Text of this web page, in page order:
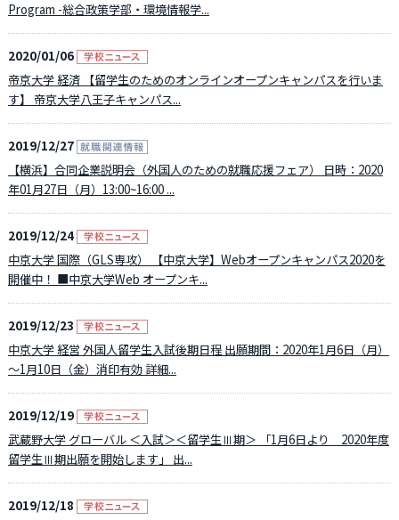
Program -総合政策学部・環境情報学...
2020/01/06
帝京大学 経済 【留学生のためのオンラインオープンキャンパスを行いま
す】 帝京大学八王子キャンパス...
2019/12/27
【横浜】合同企業説明会（外国人のための就職応援フェア） 日時：2020
年01月27日（月）13:00~16:00 ...
2019/12/24
中京大学 国際（GLS専攻） 【中京大学】Webオープンキャンパス2020を
開催中！ ■中京大学Web オープンキ...
2019/12/23
中京大学 経営 外国人留学生入試後期日程 出願期間：2020年1月6日（月）
～1月10日（金）消印有効 詳細...
2019/12/19
武蔵野大学 グローバル ＜入試＞＜留学生Ⅲ期＞ 「1月6日より 2020年度
留学生Ⅲ期出願を開始します」 出...
2019/12/18